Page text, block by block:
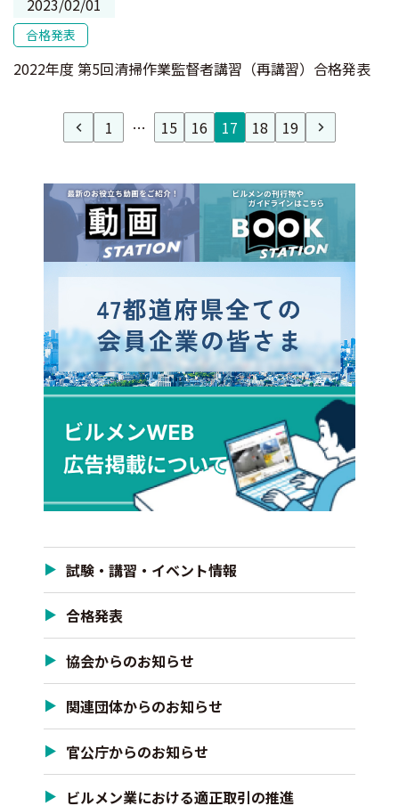
2023/02/01
合格発表
2022年度 第5回清掃作業監督者講習（再講習）合格発表
1 … 15 16 17 18 19
試験・講習・イベント情報
合格発表
協会からのお知らせ
関連団体からのお知らせ
官公庁からのお知らせ
ビルメン業における適正取引の推進